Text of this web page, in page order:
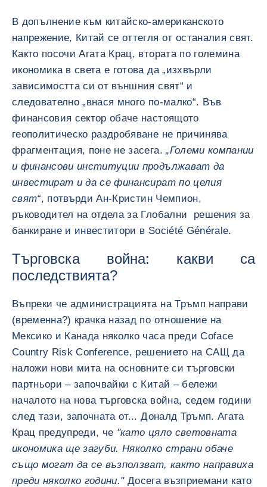
В допълнение към китайско-американското
напрежение, Китай се оттегля от останалия свят.
Както посочи Агата Крац, втората по големина
икономика в света е готова да „изхвърли
зависимостта си от външния свят“ и
следователно „внася много по-малко“. Във
финансовия сектор обаче настоящото
геополитическо раздробяване не причинява
фрагментация, поне не засега.„Големи компании
и финансови институции продължават да
инвестират и да се финансират по целия
свят“, потвърди Ан-Кристин Чемпион,
ръководител на отдела за Глобални решения за
банкиране и инвеститори в Société Générale.
Търговска война: какви са
последствията?
Въпреки че администрацията на Тръмп направи
(временна?) крачка назад по отношение на
Мексико и Канада няколко часа преди Coface
Country Risk Conference, решението на САЩ да
наложи нови мита на основните си търговски
партньори – започвайки с Китай – бележи
началото на нова търговска война, седем години
след тази, започната от... Доналд Тръмп. Агата
Крац предупреди, че "като цяло световната
икономика ще загуби. Няколко страни обаче
също могат да се възползват, както направиха
преди няколко години."Досега възприемани като